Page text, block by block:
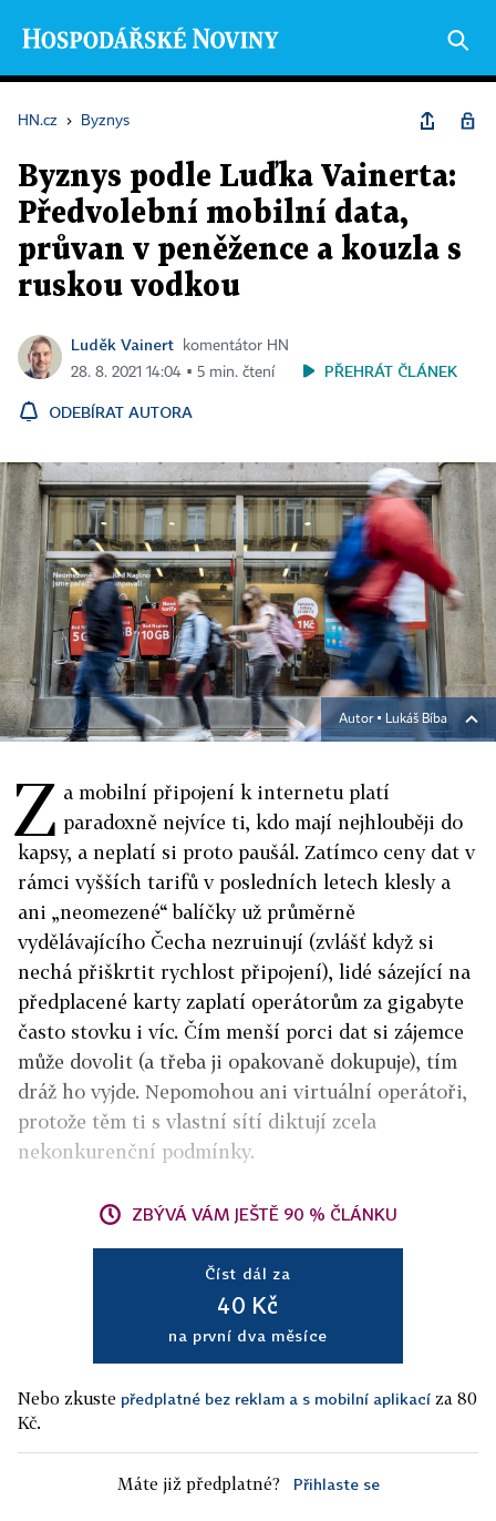
HN.cz › Byznys
Byznys podle Luďka Vainerta:
Předvolební mobilní data,
průvan v peněžence a kouzla s
ruskou vodkou
Luděk Vainert
komentátor HN
28. 8. 2021 14:04 ▪ 5 min. čtení
PŘEHRÁT ČLÁNEK
ODEBÍRAT AUTORA
Autor ▪ Lukáš Bíba
Z a mobilní připojení k internetu platí
paradoxně nejvíce ti, kdo mají nejhlouběji do
kapsy, a neplatí si proto paušál. Zatímco ceny dat v
rámci vyšších tarifů v posledních letech klesly a
ani „neomezené“ balíčky už průměrně
vydělávajícího Čecha nezruinují (zvlášť když si
nechá přiškrtit rychlost připojení), lidé sázející na
předplacené karty zaplatí operátorům za gigabyte
často stovku i víc. Čím menší porci dat si zájemce
může dovolit (a třeba ji opakovaně dokupuje), tím
dráž ho vyjde. Nepomohou ani virtuální operátoři,
protože těm ti s vlastní sítí diktují zcela
nekonkurenční podmínky.
ZBÝVÁ VÁM JEŠTĚ 90 % ČLÁNKU
Číst dál za
40 Kč
na první dva měsíce
Nebo zkuste předplatné bez reklam a s mobilní aplikací za 80
Kč.
Máte již předplatné? Přihlaste se